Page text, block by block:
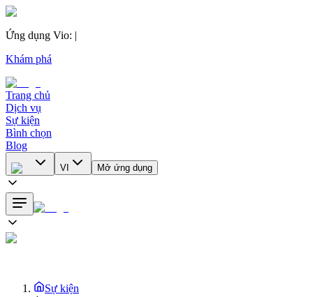
Ứng dụng Vio: |
Khám phá
Trang chủ
Dịch vụ
Sự kiện
Bình chọn
Blog
VI Mở ứng dụng
Sự kiện